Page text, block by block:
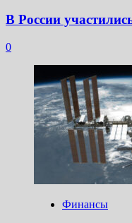
В России
0
Финансы